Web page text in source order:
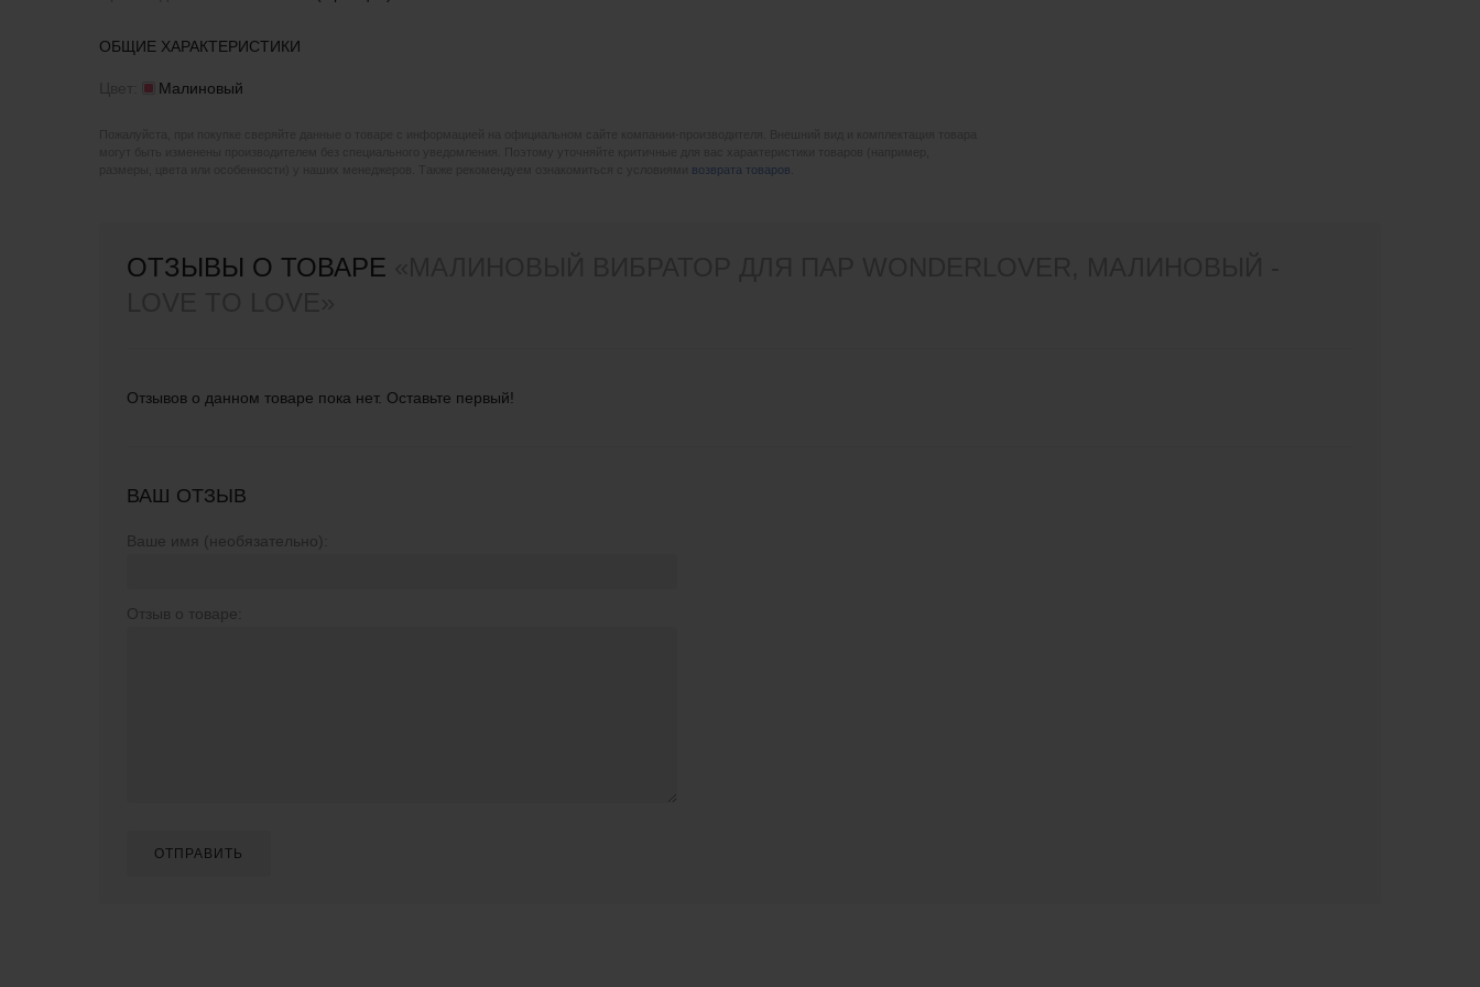
ОБЩИЕ ХАРАКТЕРИСТИКИ
Малиновый
возврата товаров
ОТЗЫВЫ О ТОВАРЕ
Отзывов о данном товаре пока нет. Оставьте первый!
ВАШ ОТЗЫВ
Ваше имя (необязательно):
Отзыв о товаре:
ОТПРАВИТЬ